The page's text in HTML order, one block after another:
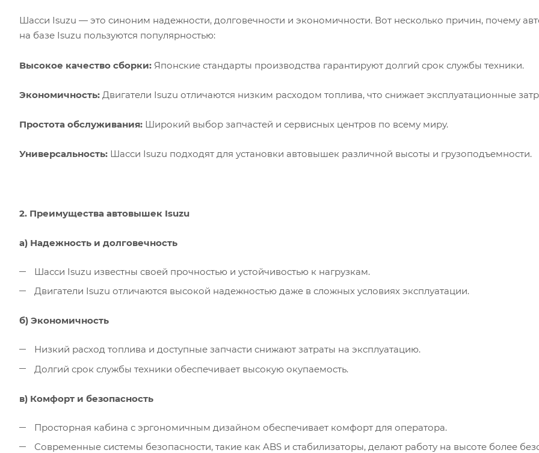
Шасси Isuzu — это синоним надежности, долговечности и экономичности. Вот несколько причин, почему
на базе Isuzu пользуются популярностью:
Высокое качество сборки: Японские стандарты производства гарантируют долгий срок службы техники.
Экономичность: Двигатели Isuzu отличаются низким расходом топлива, что снижает эксплуатационные
Простота обслуживания: Широкий выбор запчастей и сервисных центров по всему миру.
Универсальность: Шасси Isuzu подходят для установки автовышек различной высоты и грузоподъемности.
2. Преимущества автовышек Isuzu
а) Надежность и долговечность
Шасси Isuzu известны своей прочностью и устойчивостью к нагрузкам.
Двигатели Isuzu отличаются высокой надежностью даже в сложных условиях эксплуатации.
б) Экономичность
Низкий расход топлива и доступные запчасти снижают затраты на эксплуатацию.
Долгий срок службы техники обеспечивает высокую окупаемость.
в) Комфорт и безопасность
Просторная кабина с эргономичным дизайном обеспечивает комфорт для оператора.
Современные системы безопасности, такие как ABS и стабилизаторы, делают работу на высоте более